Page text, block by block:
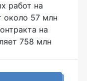
работ на
около 57 млн
на
758 млн